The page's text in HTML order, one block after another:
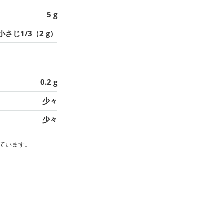
5 g
さじ1/3（2 g）
0.2 g
少々
少々
ます。